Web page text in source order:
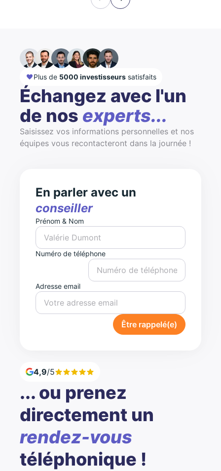
Plus de 5000 investisseurs satisfaits
Échangez avec l'un
de nos experts...
Saisissez vos informations personnelles et nos
équipes vous recontacteront dans la journée !
En parler avec un
conseiller
Prénom & Nom
Numéro de téléphone
Adresse email
Être rappelé(e)
4,9/5
... ou prenez
directement un
rendez-vous
téléphonique !